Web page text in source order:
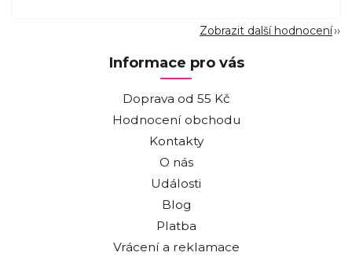
Zobrazit další hodnocení
Informace pro vás
Doprava od 55 Kč
Hodnocení obchodu
Kontakty
O nás
Události
Blog
Platba
Vrácení a reklamace